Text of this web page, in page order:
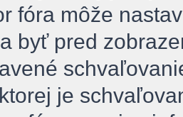
fóra môže
byť pred
je